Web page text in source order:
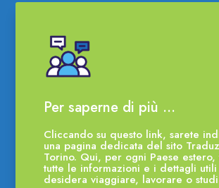
Per saperne di più …
Cliccando su questo link, sarete
una pagina dedicata del sito
Torino. Qui, per ogni Paese
tutte le informazioni e i dettagli
desidera viaggiare, lavorare o